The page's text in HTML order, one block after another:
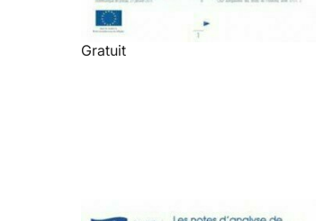
Gratuit